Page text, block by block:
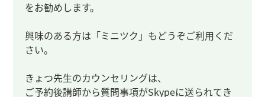
をお勧めします。
興味のある方は「ミニツク」もどうぞご利用くだ
さい。
きょつ先生のカウンセリングは、
ご予約後講師から質問事項がSkypeに送られてき